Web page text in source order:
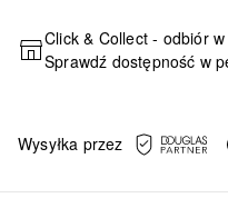
DODAJ
Click & Collect - odbiór
Sprawdź dostępność w
Wysyłka przez